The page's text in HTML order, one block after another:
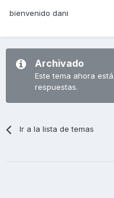
bienvenido dani
Archivado
Este tema ahora
respuestas.
Ir a la lista de temas